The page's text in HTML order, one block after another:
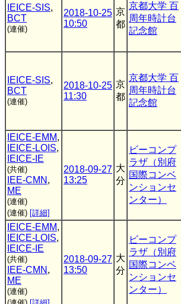
IEICE-SIS,
BCT
(連催)
2018-10-25
10:50
京
都
京都大学 百
周年時計台
記念館
IEICE-SIS,
BCT
(連催)
2018-10-25
11:30
京
都
京都大学 百
周年時計台
記念館
IEICE-EMM,
IEICE-LOIS,
IEICE-IE
(共催)
IEE-CMN ,
ME
(連催)
(連催) [詳細]
2018-09-27
13:25
大
分
ビーコンプ
ラザ（別府
国際コンベ
ンションセ
ンター）
IEICE-EMM,
IEICE-LOIS,
IEICE-IE
(共催)
IEE-CMN ,
ME
(連催)
2018-09-27
13:50
大
分
ビーコンプ
ラザ（別府
国際コンベ
ンションセ
ンター）